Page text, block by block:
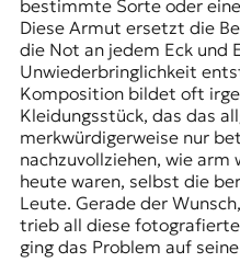
bestimmte Sorte oder
Diese Armut ersetzt die
die Not an jedem Eck und
Unwiederbringlichkeit
Komposition bildet oft
Kleidungsstück, das das
merkwürdigerweise nur
nachzuvollziehen, wie arm
heute waren, selbst die
Leute. Gerade der
trieb all diese
ging das Problem auf